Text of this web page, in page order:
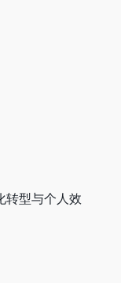
转型与个人效